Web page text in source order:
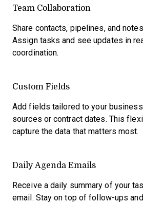
Team Collaboration
Share contacts, pipelines, and
Assign tasks and see updates in
coordination.
Custom Fields
Add fields tailored to your
sources or contract dates. This
capture the data that matters most.
Daily Agenda Emails
Receive a daily summary of your
email. Stay on top of follow-ups